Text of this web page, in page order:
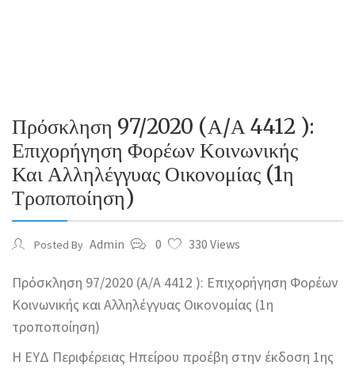
Πρόσκληση 97/2020 (Α/Α 4412 ):
Επιχορήγηση Φορέων Κοινωνικής
Και Αλληλέγγυας Οικονομίας (1η
Τροποποίηση)
Posted By Admin 0 330 Views
Πρόσκληση 97/2020 (Α/Α 4412 ): Επιχορήγηση Φορέων
Κοινωνικής και Αλληλέγγυας Οικονομίας (1η
τροποποίηση)
Η ΕΥΔ Περιφέρειας Ηπείρου προέβη στην έκδοση 1ης